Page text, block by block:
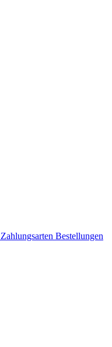
Zahlungsarten Bestellungen